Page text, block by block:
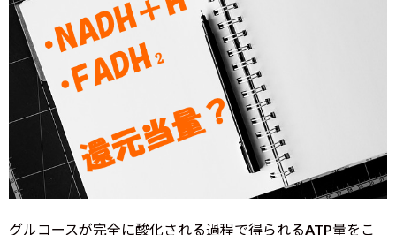
グルコースが完全に酸化される過程で得られるATP量をこ